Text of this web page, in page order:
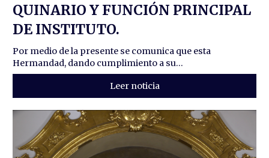
QUINARIO Y FUNCIÓN PRINCIPAL
DE INSTITUTO.
Por medio de la presente se comunica que esta
Hermandad, dando cumplimiento a su...
Leer noticia